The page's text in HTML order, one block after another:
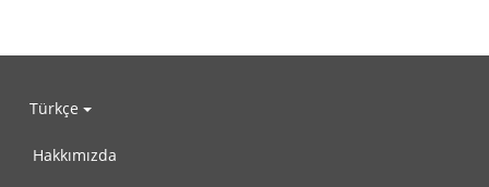
Türkçe
Hakkımızda